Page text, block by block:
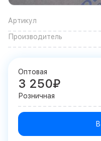
Артикул
Производитель
Оптовая
3 250₽
Розничная